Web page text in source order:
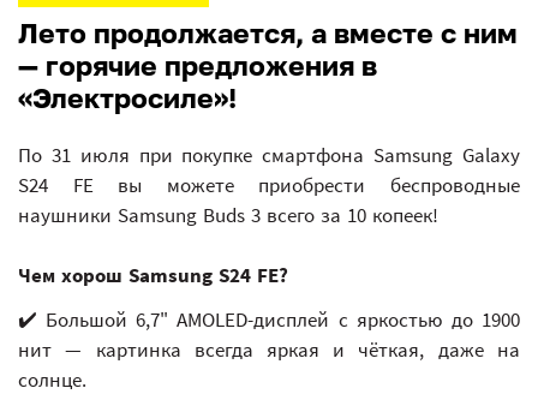
Лето продолжается, а вместе с ним
— горячие предложения в
«Электросиле»!
По 31 июля при покупке смартфона Samsung Galaxy
S24 FE вы можете приобрести беспроводные
наушники Samsung Buds 3 всего за 10 копеек!
Чем хорош Samsung S24 FE?
✔️ Большой 6,7" AMOLED-дисплей с яркостью до 1900
нит — картинка всегда яркая и чёткая, даже на
солнце.